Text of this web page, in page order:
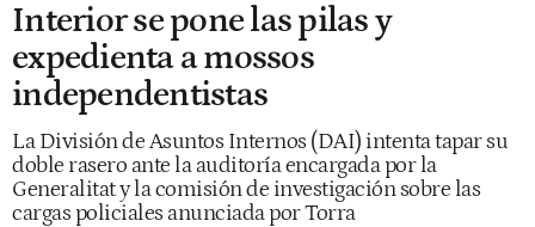
Interior se pone las pilas y
expedienta a mossos
independentistas
La División de Asuntos Internos (DAI) intenta tapar su
doble rasero ante la auditoría encargada por la
Generalitat y la comisión de investigación sobre las
cargas policiales anunciada por Torra